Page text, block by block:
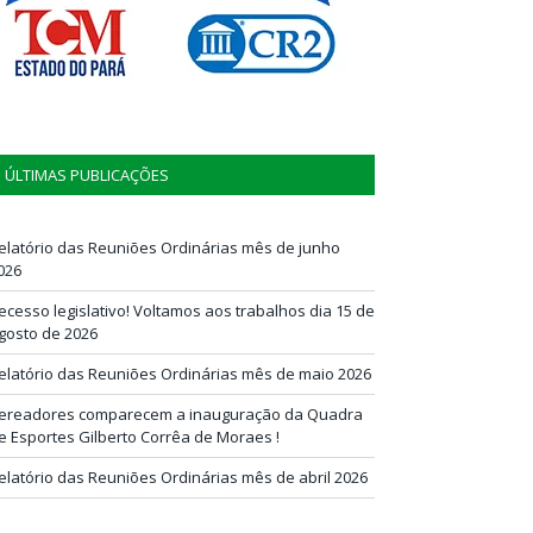
ÚLTIMAS PUBLICAÇÕES
das Reuniões Ordinárias mês de junho
legislativo! Voltamos aos trabalhos dia 15 de
de 2026
das Reuniões Ordinárias mês de maio 2026
comparecem a inauguração da Quadra
Esportes Gilberto Corrêa de Moraes !
das Reuniões Ordinárias mês de abril 2026